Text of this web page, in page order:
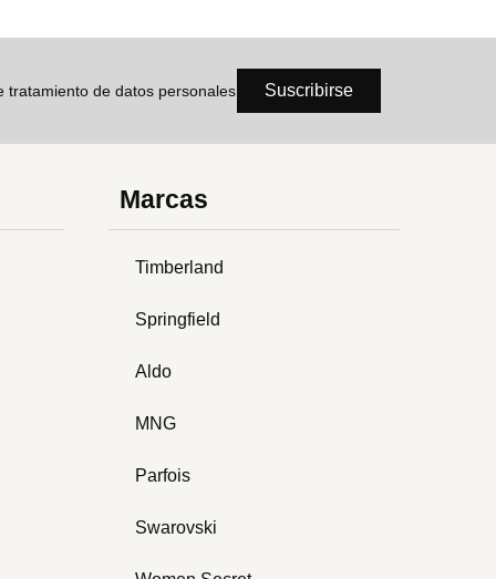
tratamiento de datos personales Suscribirse
Marcas
Timberland
Springfield
Aldo
MNG
Parfois
Swarovski